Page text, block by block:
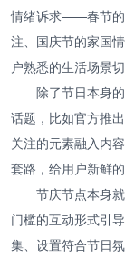
情绪诉求——春节的
注、国庆节的家国
户熟悉的生活场景
除了节日本身
话题，比如官方推
关注的元素融入内
套路，给用户新鲜的
节庆节点本身
门槛的互动形式引
集、设置符合节日